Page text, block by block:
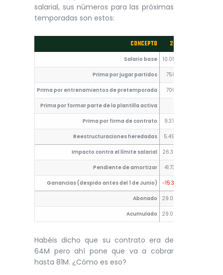
salarial, sus números para las próximas
temporadas son estos:
CONCEPTO 2024
Salario base 10.050.000
Prima por jugar partidos 750.000
Prima por entrenamientos de pretemporada 700.000
Prima por formar parte de la plantilla activa
Prima por firma de contrato 9.375.000
Reestructuraciones heredadas 5.490.000
Impacto contra el límite salarial 26.365.000
Pendiente de amortizar 41.737.000
Ganancias (despido antes del 1 de Junio) -15.372.000
Abonado 29.000.000
Acumulado 29.000.000
Habéis dicho que su contrato era de
64M pero ahí pone que va a cobrar
hasta 81M. ¿Cómo es eso?